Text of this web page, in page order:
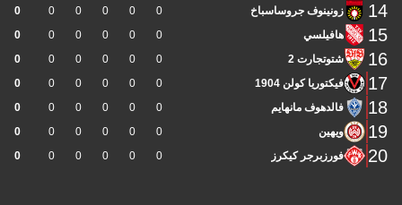
14 زونينوف جروساسباخ 0
0
0
0
0
0
15 هافيلسي 0
0
0
0
0
0
16 شتوتجارت 2 0
0
0
0
0
0
17 فيكتوريا كولن 1904 0
0
0
0
0
0
18 فالدهوف مانهايم 0
0
0
0
0
0
19 ويهين 0
0
0
0
0
0
20 فورزبرجر كيكرز 0
0
0
0
0
0